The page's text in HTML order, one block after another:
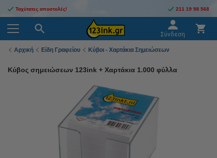
Ταχύτατες αποστολές! 211 19 98 568
Σύνδεση
Αρχική Είδη Γραφείου Κύβοι - Χαρτάκια Σημειώσεων
Κύβος σημειώσεων 123ink + Χαρτάκια 1.000 φύλλα